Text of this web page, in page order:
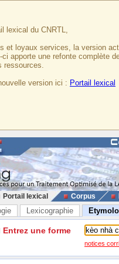
lexical du CNRTL,
et loyaux services, la version
ci apporte une refonte complète
ressources.
version ici : Portail lexical
Portail lexical Corpus
Lexicographie
Entrez une forme
notices